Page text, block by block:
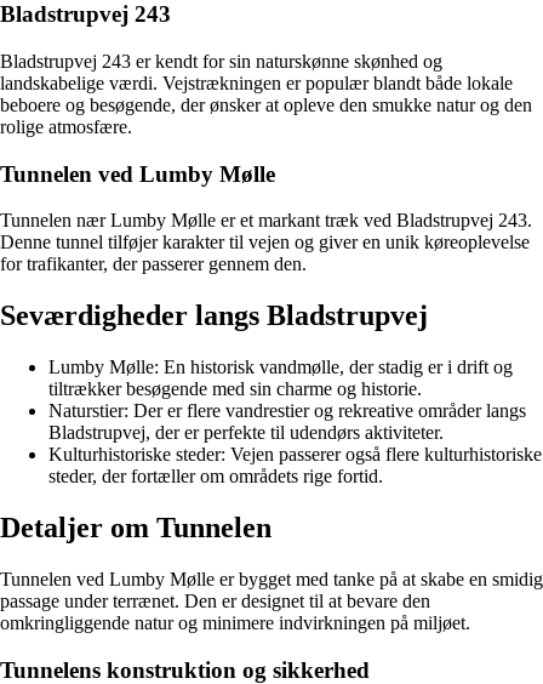
Bladstrupvej 243
Bladstrupvej 243 er kendt for sin naturskønne skønhed og
landskabelige værdi. Vejstrækningen er populær blandt både lokale
beboere og besøgende, der ønsker at opleve den smukke natur og den
rolige atmosfære.
Tunnelen ved Lumby Mølle
Tunnelen nær Lumby Mølle er et markant træk ved Bladstrupvej 243.
Denne tunnel tilføjer karakter til vejen og giver en unik køreoplevelse
for trafikanter, der passerer gennem den.
Seværdigheder langs Bladstrupvej
Lumby Mølle: En historisk vandmølle, der stadig er i drift og
tiltrækker besøgende med sin charme og historie.
Naturstier: Der er flere vandrestier og rekreative områder langs
Bladstrupvej, der er perfekte til udendørs aktiviteter.
Kulturhistoriske steder: Vejen passerer også flere kulturhistoriske
steder, der fortæller om områdets rige fortid.
Detaljer om Tunnelen
Tunnelen ved Lumby Mølle er bygget med tanke på at skabe en smidig
passage under terrænet. Den er designet til at bevare den
omkringliggende natur og minimere indvirkningen på miljøet.
Tunnelens konstruktion og sikkerhed